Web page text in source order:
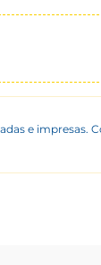
e impresas.